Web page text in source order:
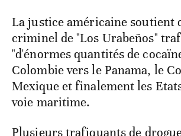
La justice américaine soutient
criminel de "Los Urabeños"
"d'énormes quantités de
Colombie vers le Panama, le
Mexique et finalement les
voie maritime.
Plusieurs trafiquants de